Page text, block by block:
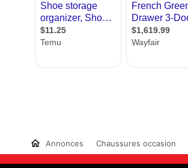
Annonces Chaussures occasion